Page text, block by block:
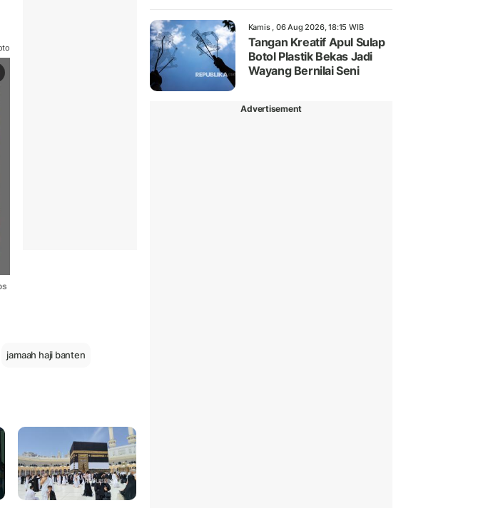
jamaah haji banten
Kamis , 06 Aug 2026, 18:15 WIB
Tangan Kreatif Apul Sulap
Botol Plastik Bekas Jadi
Wayang Bernilai Seni
Advertisement